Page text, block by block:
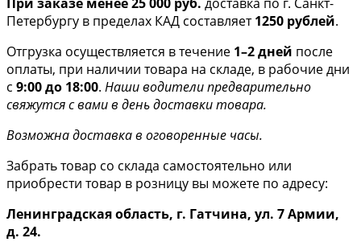
Петербургу в пределах КАД составляет1250 рублей.
Отгрузка осуществляется в течение 1–2 дней после
оплаты, при наличии товара на складе, в рабочие дни
с 9:00 до 18:00. Наши водители предварительно
свяжутся с вами в день доставки товара.
Возможна доставка в оговоренные часы.
Забрать товар со склада самостоятельно или
приобрести товар в розницу вы можете по адресу:
Ленинградская область, г. Гатчина, ул. 7 Армии,
д. 24.